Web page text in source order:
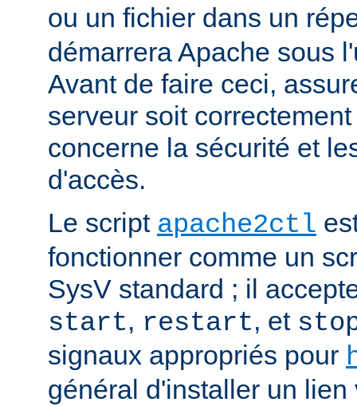
ou un fichier dans un
démarrera Apache sous
Avant de faire ceci,
serveur soit
concerne la sécurité et
d'accès.
Le script apache2ctl
fonctionner comme un
SysV standard ; il
start, restart, et
signaux appropriés pour
général d'installer un